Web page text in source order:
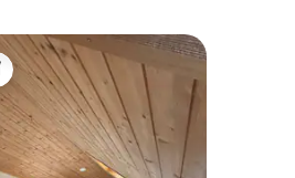
ด